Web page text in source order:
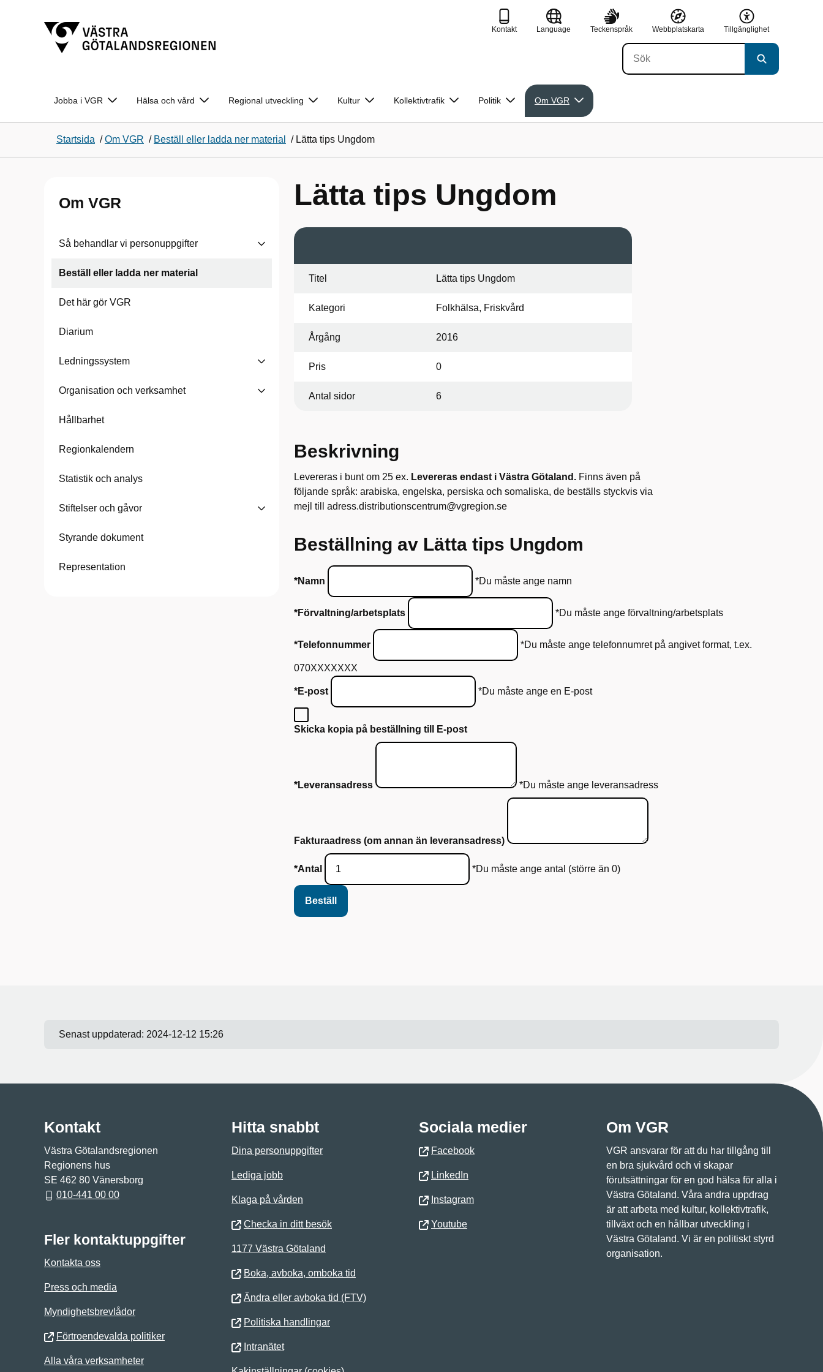
Kontakt Language Teckenspråk Webbplatskarta Tillgänglighet
Jobba i VGR Hälsa och vård Regional utveckling Kultur Kollektivtrafik Politik Om VGR
Startsida /Om VGR / Beställ eller ladda ner material / Lätta tips Ungdom
Om VGR
Så behandlar vi personuppgifter
Beställ eller ladda ner material
Det här gör VGR
Diarium
Ledningssystem
Organisation och verksamhet
Hållbarhet
Regionkalendern
Statistik och analys
Stiftelser och gåvor
Styrande dokument
Representation
Lätta tips Ungdom
Titel Lätta tips Ungdom
Kategori Folkhälsa, Friskvård
Årgång 2016
Pris 0
Antal sidor 6
Beskrivning
Levereras i bunt om 25 ex. Levereras endast i Västra Götaland. Finns även på
följande språk: arabiska, engelska, persiska och somaliska, de beställs styckvis via
mejl till adress.distributionscentrum@vgregion.se
Beställning av Lätta tips Ungdom
*Namn *Du måste ange namn
*Förvaltning/arbetsplats *Du måste ange förvaltning/arbetsplats
*Telefonnummer *Du måste ange telefonnumret på angivet format, t.ex.
070XXXXXXX
*E-post *Du måste ange en E-post
Skicka kopia på beställning till E-post
*Leveransadress *Du måste ange leveransadress
Fakturaadress (om annan än leveransadress)
*Antal *Du måste ange antal (större än 0)
Senast uppdaterad: 2024-12-12 15:26
Kontakt
Västra Götalandsregionen
Regionens hus
SE 462 80 Vänersborg
010-441 00 00
Fler kontaktuppgifter
Kontakta oss
Press och media
Myndighetsbrevlådor
Förtroendevalda politiker
Alla våra verksamheter
Hitta snabbt
Dina personuppgifter
Lediga jobb
Klaga på vården
Checka in ditt besök
1177 Västra Götaland
Boka, avboka, omboka tid
Ändra eller avboka tid (FTV)
Politiska handlingar
Intranätet
Sociala medier
Facebook
LinkedIn
Instagram
Youtube
Om VGR
VGR ansvarar för att du har tillgång till
en bra sjukvård och vi skapar
förutsättningar för en god hälsa för alla i
Västra Götaland. Våra andra uppdrag
är att arbeta med kultur, kollektivtrafik,
tillväxt och en hållbar utveckling i
Västra Götaland. Vi är en politiskt styrd
organisation.